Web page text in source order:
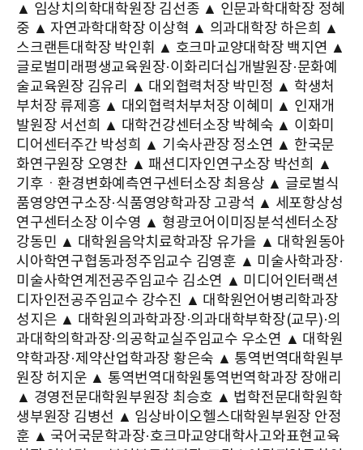
▲ 임상치의학대학원장 김선종 ▲ 인문과학대학장 정혜
중 ▲ 자연과학대학장 이상혁 ▲ 의과대학장 하은희 ▲
스크랜튼대학장 박인휘 ▲ 호크마교양대학장 백지연 ▲
글로벌미래평생교육원장·이화리더십개발원장·문화예
술교육원장 김유리 ▲ 대외협력처장 박민정 ▲ 학생처
부처장 류제흥 ▲ 대외협력처부처장 이혜미 ▲ 인재개
발원장 서선희 ▲ 대학건강센터소장 박혜숙 ▲ 이화미
디어센터주간 박성희 ▲ 기숙사관장 정소연 ▲ 한국문
화연구원장 오영찬 ▲ 패션디자인연구소장 박선희 ▲
기후ㆍ환경변화예측연구센터소장 최용상 ▲ 글로벌식
품영양연구소장·식품영양학과장 고광석 ▲ 세포항상성
연구센터소장 이수영 ▲ 형광코어이미징분석센터소장
강동민 ▲ 대학원음악치료학과장 유가을 ▲ 대학원동아
시아학연구협동과정주임교수 김영훈 ▲ 미술사학과장·
미술사학연계전공주임교수 김소연 ▲ 미디어인터랙션
디자인전공주임교수 강수진 ▲ 대학원언어병리학과장
성지은 ▲ 대학원의과학과장·의과대학부학장(교무)·의
과대학의학과장·의공학교실주임교수 우소연 ▲ 대학원
약학과장·제약산업학과장 황은숙 ▲ 통역번역대학원부
원장 허지운 ▲ 통역번역대학원통역번역학과장 장애리
▲ 경영전문대학원부원장 최승호 ▲ 법학전문대학원학
생부원장 김병선 ▲ 임상바이오헬스대학원부원장 안정
훈 ▲ 국어국문학과장·호크마교양대학사고와표현교육